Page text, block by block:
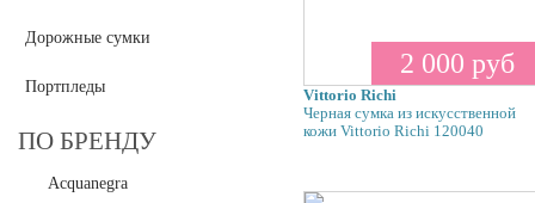
Дорожные сумки
Портпледы
ПО БРЕНДУ
Acquanegra
2 000 руб
Vittorio Richi
Черная сумка из искусственной
кожи Vittorio Richi 120040